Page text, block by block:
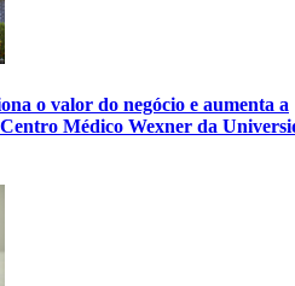
o valor do negócio e aumenta a
Centro Médico Wexner da